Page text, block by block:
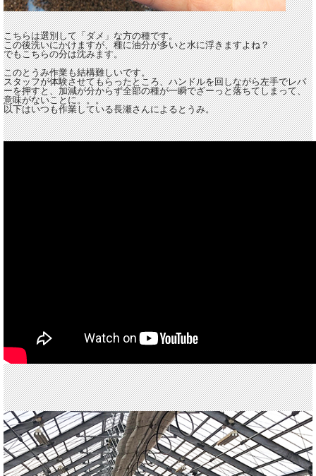
こちらは選別して「ダメ」な方の種です。
この後洗いにかけますが、種に油分が多いと水に浮きますよね？
でもこちらの分は沈みます。
このとうみ作業も結構難しいです。
スタッフが体験させてもらったところ、ハンドルを回しながら左手でレバ
ーを押すと、加減が分からず全部の種が一瞬でざーっと落ちてしまって、
意味がないことに。。。
以下はいつも作業している長瀬さんによるとうみ。